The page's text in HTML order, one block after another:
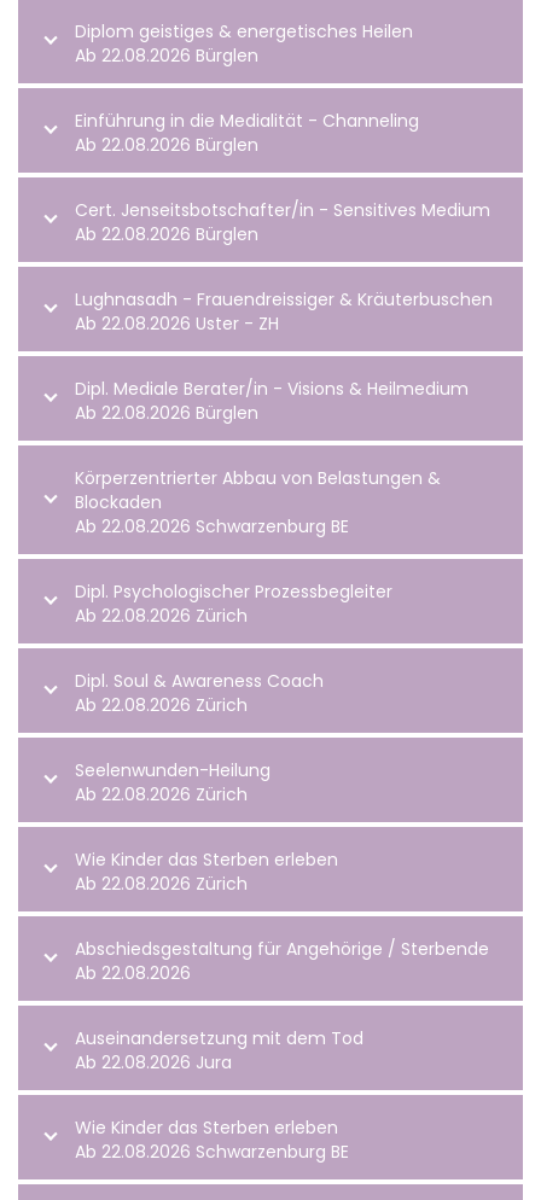
Diplom geistiges & energetisches Heilen
Ab 22.08.2026 Bürglen
Einführung in die Medialität - Channeling
Ab 22.08.2026 Bürglen
Cert. Jenseitsbotschafter/in - Sensitives Medium
Ab 22.08.2026 Bürglen
Lughnasadh - Frauendreissiger & Kräuterbuschen
Ab 22.08.2026 Uster - ZH
Dipl. Mediale Berater/in - Visions & Heilmedium
Ab 22.08.2026 Bürglen
Körperzentrierter Abbau von Belastungen &
Blockaden
Ab 22.08.2026 Schwarzenburg BE
Dipl. Psychologischer Prozessbegleiter
Ab 22.08.2026 Zürich
Dipl. Soul & Awareness Coach
Ab 22.08.2026 Zürich
Seelenwunden-Heilung
Ab 22.08.2026 Zürich
Wie Kinder das Sterben erleben
Ab 22.08.2026 Zürich
Abschiedsgestaltung für Angehörige / Sterbende
Ab 22.08.2026
Auseinandersetzung mit dem Tod
Ab 22.08.2026 Jura
Wie Kinder das Sterben erleben
Ab 22.08.2026 Schwarzenburg BE